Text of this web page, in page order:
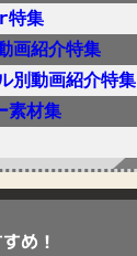
集
画紹介特集
別動画紹介特集
材集
め！